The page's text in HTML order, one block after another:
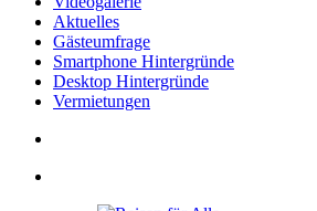
Aktuelles
Gästeumfrage
Smartphone Hintergründe
Desktop Hintergründe
Vermietungen